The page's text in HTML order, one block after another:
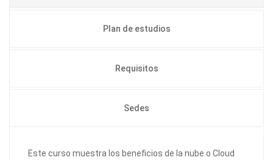
Plan de estudios
Requisitos
Sedes
Este curso muestra los beneficios de la nube o Cloud